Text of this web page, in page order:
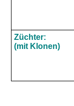
Züchter:
(mit Klonen)